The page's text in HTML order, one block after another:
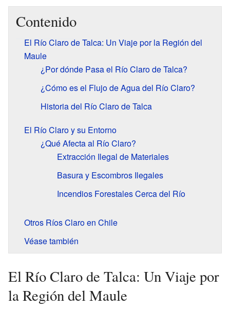
Contenido
El Río Claro de Talca: Un Viaje por la Región del
Maule
¿Por dónde Pasa el Río Claro de Talca?
¿Cómo es el Flujo de Agua del Río Claro?
Historia del Río Claro de Talca
El Río Claro y su Entorno
¿Qué Afecta al Río Claro?
Extracción Ilegal de Materiales
Basura y Escombros Ilegales
Incendios Forestales Cerca del Río
Otros Ríos Claro en Chile
Véase también
El Río Claro de Talca: Un Viaje por
la Región del Maule